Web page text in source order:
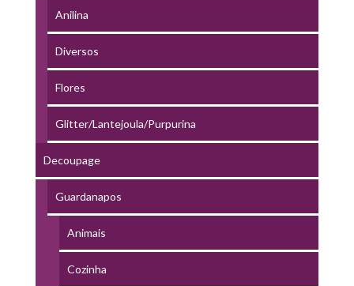
Anilina
Diversos
Flores
Glitter/Lantejoula/Purpurina
Decoupage
Guardanapos
Animais
Cozinha